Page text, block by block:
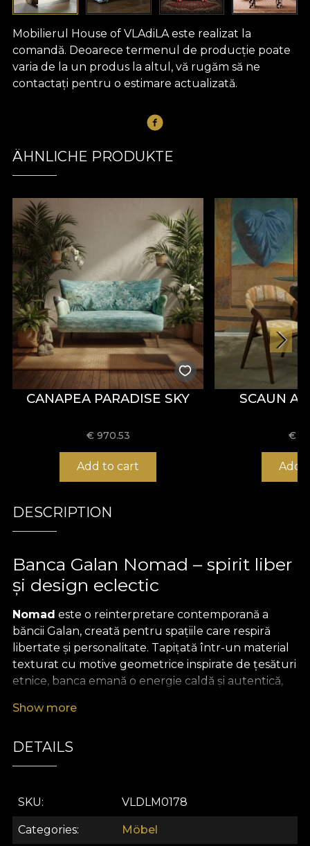
Mobilierul House of VLAdiLA este realizat la
comandă. Deoarece termenul de producție poate
varia de la un produs la altul, vă rugăm să ne
contactați pentru o estimare actualizată.
ÄHNLICHE PRODUKTE
CANAPEA PARADISE SKY
€ 970.53
Add to cart
SCAUN
€
Add
DESCRIPTION
Banca Galan Nomad – spirit liber
și design eclectic
Nomad este o reinterpretare contemporană a
băncii Galan, creată pentru spațiile care respiră
libertate și personalitate. Tapițată într-un material
texturat cu motive geometrice inspirate de țesături
etnice, banca emană o energie caldă și autentică,
boho-chic.
Forma sa minimalistă, definită de liniile fluide și baza
într-un spațiu de studio sau un element de confort
într-o zonă de lounge contemporană.
Show more
DETAILS
SKU VLDLM0178
Categories Möbel